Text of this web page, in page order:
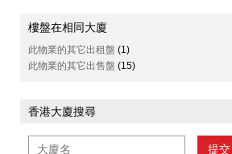
樓盤在相同大廈
此物業的其它出租盤 (1)
此物業的其它出售盤 (15)
香港大廈搜尋
提交